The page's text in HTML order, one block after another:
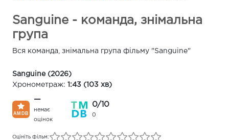
Sanguine - команда, знімальна
група
Вся команда, знімальна група фільму "Sanguine"
Sanguine (2026)
Хронометраж: 1:43 (103 хв)
—
немає
оцінок
0/10
0
Оцініть фільм: